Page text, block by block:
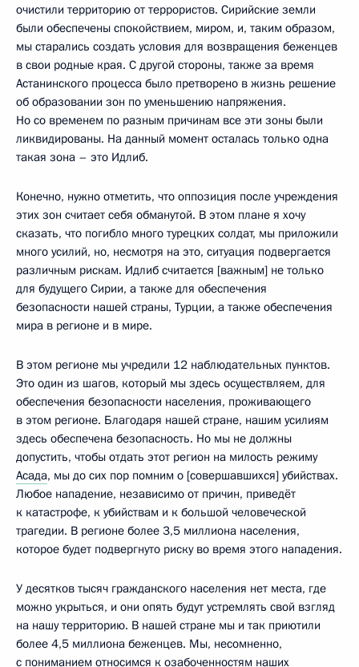
очистили территорию от террористов. Сирийские земли
были обеспечены спокойствием, миром, и, таким образом,
мы старались создать условия для возвращения беженцев
в свои родные края. С другой стороны, также за время
Астанинского процесса было претворено в жизнь решение
об образовании зон по уменьшению напряжения.
Но со временем по разным причинам все эти зоны были
ликвидированы. На данный момент осталась только одна
такая зона – это Идлиб.
Конечно, нужно отметить, что оппозиция после учреждения
этих зон считает себя обманутой. В этом плане я хочу
сказать, что погибло много турецких солдат, мы приложили
много усилий, но, несмотря на это, ситуация подвергается
различным рискам. Идлиб считается [важным] не только
для будущего Сирии, а также для обеспечения
безопасности нашей страны, Турции, а также обеспечения
мира в регионе и в мире.
В этом регионе мы учредили 12 наблюдательных пунктов.
Это один из шагов, который мы здесь осуществляем, для
обеспечения безопасности населения, проживающего
в этом регионе. Благодаря нашей стране, нашим усилиям
здесь обеспечена безопасность. Но мы не должны
допустить, чтобы отдать этот регион на милость режиму
Асада, мы до сих пор помним о [совершавшихся] убийствах.
Любое нападение, независимо от причин, приведёт
к катастрофе, к убийствам и к большой человеческой
трагедии. В регионе более 3,5 миллиона населения,
которое будет подвергнуто риску во время этого нападения.
У десятков тысяч гражданского населения нет места, где
можно укрыться, и они опять будут устремлять свой взгляд
на нашу территорию. В нашей стране мы и так приютили
более 4,5 миллиона беженцев. Мы, несомненно,
с пониманием относимся к озабоченностям наших